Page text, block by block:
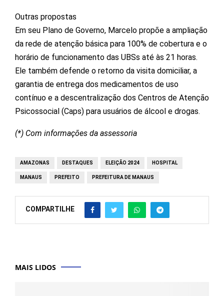
Outras propostas
Em seu Plano de Governo, Marcelo propõe a ampliação
da rede de atenção básica para 100% de cobertura e o
horário de funcionamento das UBSs até às 21 horas.
Ele também defende o retorno da visita domiciliar, a
garantia de entrega dos medicamentos de uso
contínuo e a descentralização dos Centros de Atenção
Psicossocial (Caps) para usuários de álcool e drogas.
(*) Com informações da assessoria
AMAZONAS DESTAQUES ELEIÇÃO 2024 HOSPITAL
MANAUS PREFEITO PREFEITURA DE MANAUS
COMPARTILHE
MAIS LIDOS